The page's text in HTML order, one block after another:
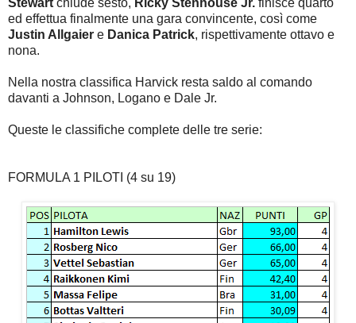
ed effettua finalmente una gara convincente, così come
Justin Allgaier e Danica Patrick, rispettivamente ottavo e
nona.
Nella nostra classifica Harvick resta saldo al comando
davanti a Johnson, Logano e Dale Jr.
Queste le classifiche complete delle tre serie:
FORMULA 1 PILOTI (4 su 19)